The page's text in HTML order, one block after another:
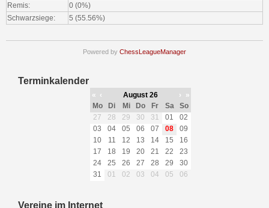
Remis:
0 (0%)
Schwarzsiege:
5 (55.56%)
Powered by ChessLeagueManager
Terminkalender
« ‹ August 26 ›
»
Mo
Di Mi Do Fr Sa
So
27
28 29 30 31 01
02
03
04 05 06 07 08
09
10
11 12 13 14 15
16
17
18 19 20 21 22
23
24
25 26 27 28 29
30
31
01 02 03 04 05 06
Vereine im Internet